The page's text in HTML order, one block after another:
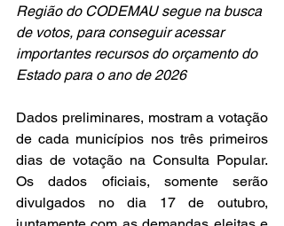
Região do CODEMAU segue na busca
de votos, para conseguir acessar
importantes recursos do orçamento do
Estado para o ano de 2026
Dados preliminares, mostram a votação
de cada municípios nos três primeiros
dias de votação na Consulta Popular.
Os dados oficiais, somente serão
divulgados no dia 17 de outubro,